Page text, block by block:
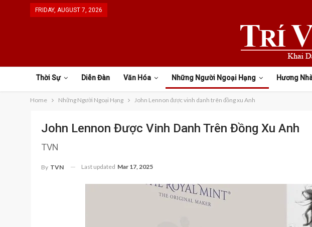
FRIDAY, AUGUST 7, 2026
Thời Sự Diễn Đàn Văn Hóa Những Người Ngoại Hạng Hương
Home Những Người Ngoại Hạng John Lennon được vinh danh trên đồng xu Anh
John Lennon Được Vinh Danh Trên Đồng Xu Anh
TVN
By TVN Last updated Mar 17, 2025